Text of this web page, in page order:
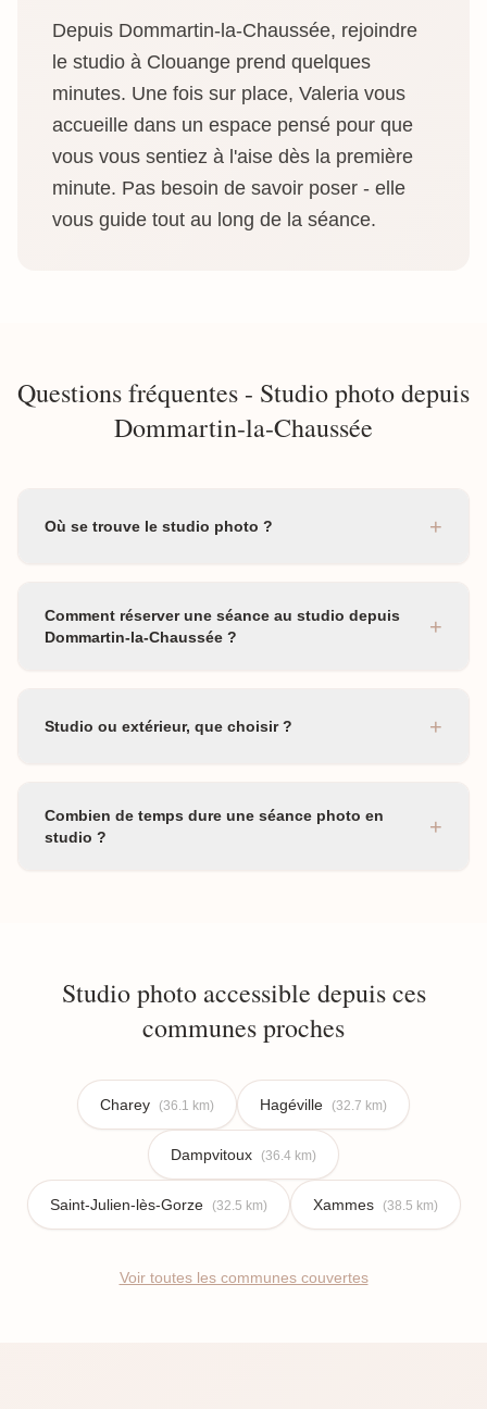
Depuis Dommartin-la-Chaussée, rejoindre
le studio à Clouange prend quelques
minutes. Une fois sur place, Valeria vous
accueille dans un espace pensé pour que
vous vous sentiez à l'aise dès la première
minute. Pas besoin de savoir poser - elle
vous guide tout au long de la séance.
Questions fréquentes - Studio photo depuis
Dommartin-la-Chaussée
Où se trouve le studio photo ? +
Comment réserver une séance au studio depuis
Dommartin-la-Chaussée ?
+
Studio ou extérieur, que choisir ? +
Combien de temps dure une séance photo en
studio ?
+
Studio photo accessible depuis ces
communes proches
Charey (36.1 km) Hagéville (32.7 km)
Dampvitoux (36.4 km)
Saint-Julien-lès-Gorze (32.5 km) Xammes (38.5 km)
Voir toutes les communes couvertes